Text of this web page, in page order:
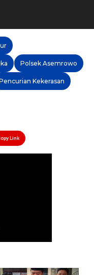
Polsek Asemrowo
Kekerasan
Link